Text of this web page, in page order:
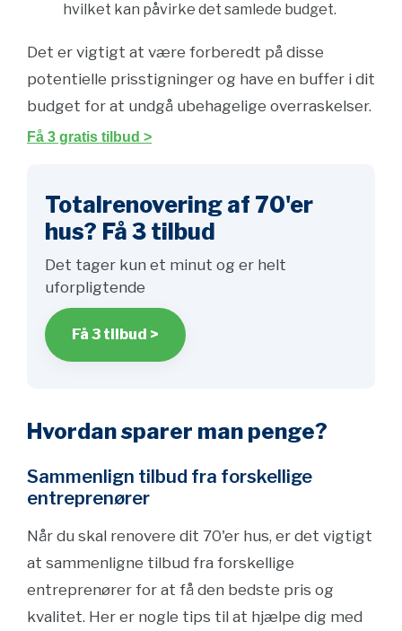
hvilket kan påvirke det samlede budget.
Det er vigtigt at være forberedt på disse
potentielle prisstigninger og have en buffer i dit
budget for at undgå ubehagelige overraskelser.
Få 3 gratis tilbud >
Totalrenovering af 70'er
hus? Få 3 tilbud
Det tager kun et minut og er helt
uforpligtende
Få 3 tilbud >
Hvordan sparer man penge?
Sammenlign tilbud fra forskellige
entreprenører
Når du skal renovere dit 70'er hus, er det vigtigt
at sammenligne tilbud fra forskellige
entreprenører for at få den bedste pris og
kvalitet. Her er nogle tips til at hjælpe dig med